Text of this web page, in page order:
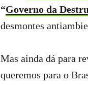
“Governo da
desmontes
Mas ainda dá para
queremos para o